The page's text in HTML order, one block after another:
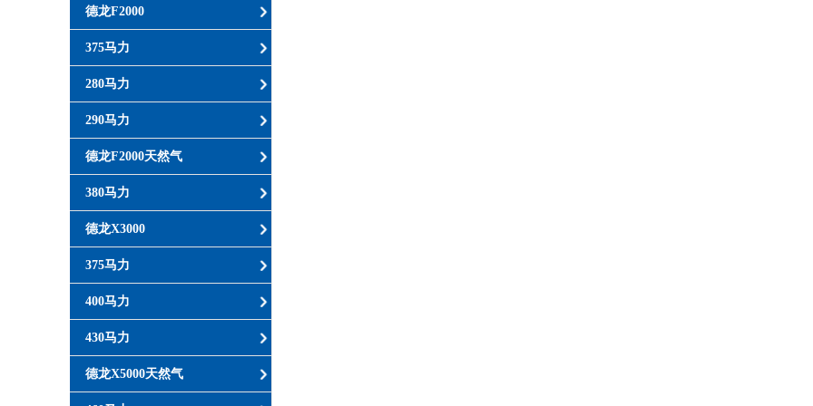
德龙F2000
375马力
280马力
290马力
德龙F2000天然气
380马力
德龙X3000
375马力
400马力
430马力
德龙X5000天然气